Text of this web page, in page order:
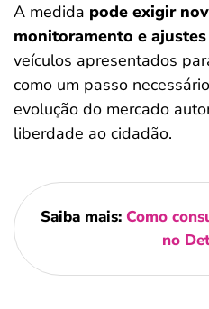
A medida pode exigir
monitoramento e
veículos apresentados
como um passo
evolução do mercado
liberdade ao cidadão.
Saiba mais: Como
no